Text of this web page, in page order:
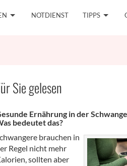
NOTDIENST TIPPS
Sie gelesen
Ernährung in der
bedeutet das?
brauchen in
Regel nicht mehr
sollten aber